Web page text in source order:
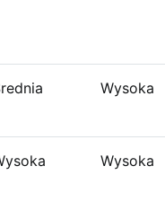
Wysoka
Wysoka